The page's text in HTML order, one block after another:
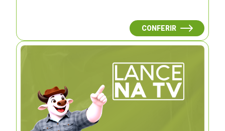
CONFERIR